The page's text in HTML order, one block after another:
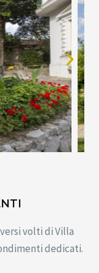
volti di Villa
dedicati.